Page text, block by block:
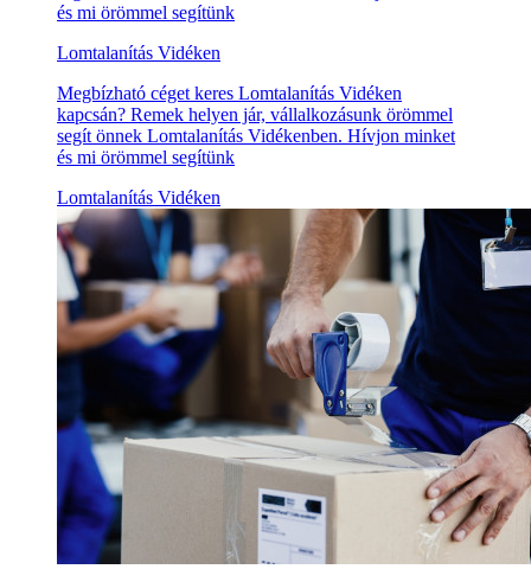
és mi örömmel segítünk
Lomtalanítás Vidéken
Megbízható céget keres Lomtalanítás Vidéken
kapcsán? Remek helyen jár, vállalkozásunk örömmel
segít önnek Lomtalanítás Vidékenben. Hívjon minket
és mi örömmel segítünk
Lomtalanítás Vidéken